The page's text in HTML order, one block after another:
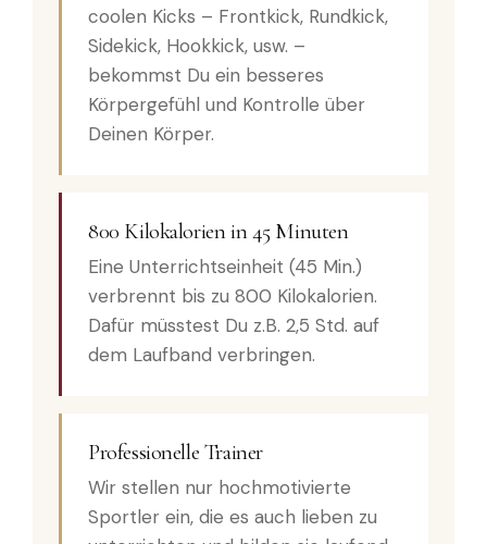
coolen Kicks – Frontkick, Rundkick,
Sidekick, Hookkick, usw. –
bekommst Du ein besseres
Körpergefühl und Kontrolle über
Deinen Körper.
800 Kilokalorien in 45 Minuten
Eine Unterrichtseinheit (45 Min.)
verbrennt bis zu 800 Kilokalorien.
Dafür müsstest Du z.B. 2,5 Std. auf
dem Laufband verbringen.
Professionelle Trainer
Wir stellen nur hochmotivierte
Sportler ein, die es auch lieben zu